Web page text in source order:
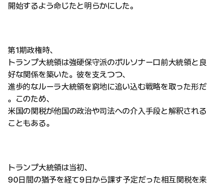
開始するよう命じたと明らかにした。
第1期政権時、
トランプ大統領は強硬保守派のボルソナーロ前大統領と良
好な関係を築いた。彼を支えつつ、
進歩的なルーラ大統領を窮地に追い込む戦略を取った形だ
。このため、
米国の関税が他国の政治や司法への介入手段と解釈される
こともある。
トランプ大統領は当初、
90日間の猶予を経て9日から課す予定だった相互関税を来